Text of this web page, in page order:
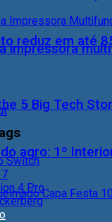
reduz em até
agro: 1º
impressora
5 Big Tech
Switch
4 Pro